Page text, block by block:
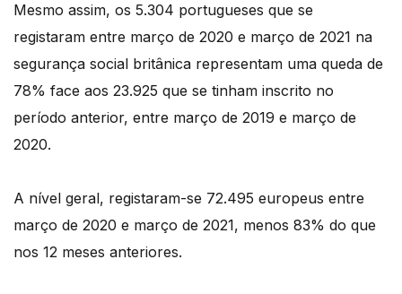
Mesmo assim, os 5.304 portugueses que se
registaram entre março de 2020 e março de 2021 na
segurança social britânica representam uma queda de
78% face aos 23.925 que se tinham inscrito no
período anterior, entre março de 2019 e março de
2020.
A nível geral, registaram-se 72.495 europeus entre
março de 2020 e março de 2021, menos 83% do que
nos 12 meses anteriores.